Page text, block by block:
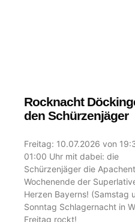
Rocknacht
den Schürzenjäger
Freitag: 10.07.2026 von
01:00 Uhr mit dabei: die
Schürzenjäger die
Wochenende der
Herzen Bayerns! (Samstag
Sonntag Schlagernacht in
Freitag rockt!